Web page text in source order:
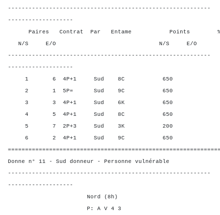
-----------------------------------------------------------
-------------------
Paires Contrat Par Entame Points %
N/S E/O N/S E/O N/
-----------------------------------------------------------
-------------------
1 6 4P+1 Sud 8C 650
2 1 5P= Sud 9C 650
3 3 4P+1 Sud 6K 650
4 5 4P+1 Sud 8C 650
5 7 2P+3 Sud 3K 200 0,00
6 2 4P+1 Sud 9C 650
Donne n° 11 - Sud donneur - Personne vulnérable
-----------------------------------------------------------
-------------------
Nord (8h)
P: A V 4 3